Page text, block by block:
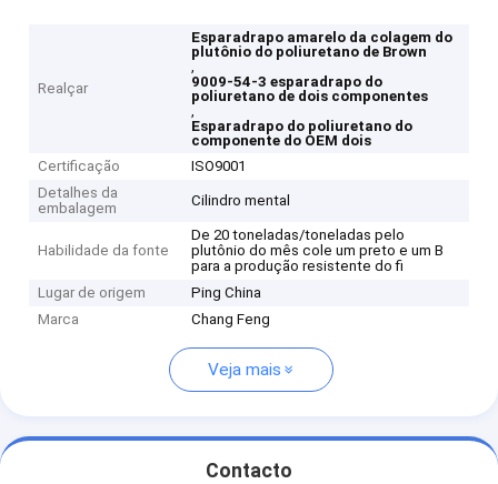
Realçar
Esparadrapo amarelo da colagem do
plutônio do poliuretano de Brown
,
9009-54-3 esparadrapo do
poliuretano de dois componentes
,
Esparadrapo do poliuretano do
componente do OEM dois
Certificação
ISO9001
Detalhes da
embalagem
Cilindro mental
Habilidade da fonte
De 20 toneladas/toneladas pelo
plutônio do mês cole um preto e um B
para a produção resistente do fi
Lugar de origem
Ping China
Marca
Chang Feng
Veja mais
Contacto